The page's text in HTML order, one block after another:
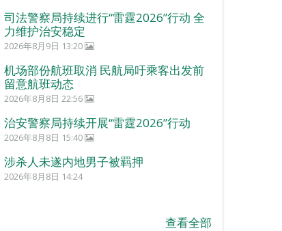
司法警察局持续进行“雷霆2026”行动 全
力维护治安稳定
2026年8月9日 13:20
机场部份航班取消 民航局吁乘客出发前
留意航班动态
2026年8月8日 22:56
治安警察局持续开展“雷霆2026”行动
2026年8月8日 15:40
涉杀人未遂内地男子被羁押
2026年8月8日 14:24
查看全部